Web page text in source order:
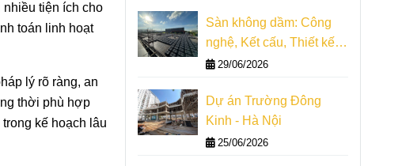
tiện ích cho
toán linh hoạt
lý rõ ràng, an
thời phù hợp
kế hoạch lâu
Sàn không dầm: Công
nghệ, Kết cấu, Thiết kế,
Thi công
29/06/2026
Dự án Trường Đông
Kinh - Hà Nội
25/06/2026